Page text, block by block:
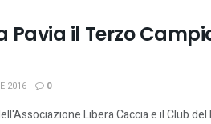
Pavia il Terzo
2016 0
Libera Caccia e il Club